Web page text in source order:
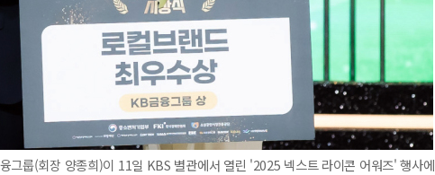
그룹(회장 양종희)이 11일 KBS 별관에서 열린 '2025 넥스트 라이콘 어워즈' 행사에